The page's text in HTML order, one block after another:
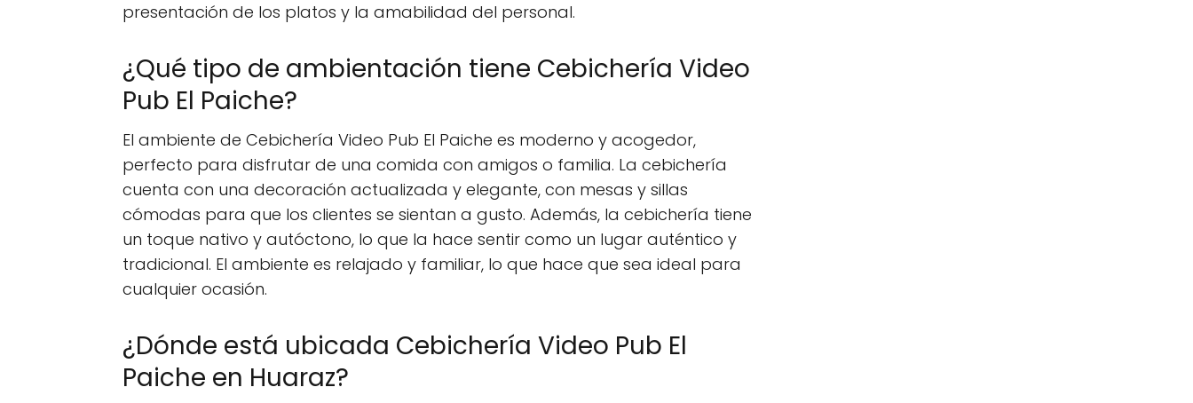
presentación de los platos y la amabilidad del personal.
¿Qué tipo de ambientación tiene Cebichería Video
Pub El Paiche?
El ambiente de Cebichería Video Pub El Paiche es moderno y acogedor,
perfecto para disfrutar de una comida con amigos o familia. La cebichería
cuenta con una decoración actualizada y elegante, con mesas y sillas
cómodas para que los clientes se sientan a gusto. Además, la cebichería tiene
un toque nativo y autóctono, lo que la hace sentir como un lugar auténtico y
tradicional. El ambiente es relajado y familiar, lo que hace que sea ideal para
cualquier ocasión.
¿Dónde está ubicada Cebichería Video Pub El
Paiche en Huaraz?